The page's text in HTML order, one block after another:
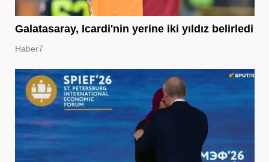
Galatasaray, Icardi'nin yerine iki yıldız belirledi
Haber7